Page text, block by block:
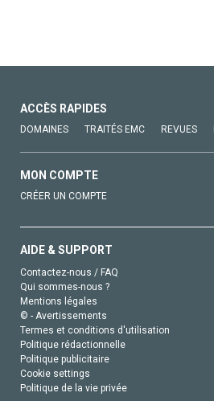
ACCÈS RAPIDES
DOMAINES TRAITÉS EMC REVUES
MON COMPTE
CRÉER UN COMPTE
AIDE & SUPPORT
Contactez-nous / FAQ
Qui sommes-nous ?
Mentions légales
© - Avertissements
Termes et conditions d'utilisation
Politique rédactionnelle
Politique publicitaire
Cookie settings
Politique de la vie privée